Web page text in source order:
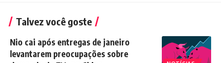
Talvez você goste
Nio cai após entregas de janeiro
levantarem preocupações sobre